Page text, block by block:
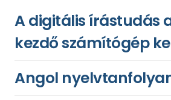
A digitális írástudás
kezdő számítógép
Angol